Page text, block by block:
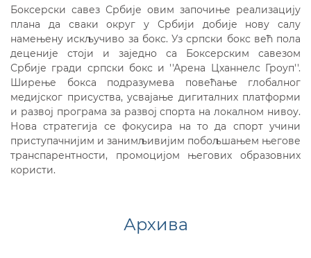
Боксерски савез Србије овим започиње реализацију
плана да сваки округ у Србији добије нову салу
намењену искључиво за бокс. Уз српски бокс већ пола
деценије стоји и заједно са Боксерским савезом
Србије гради српски бокс и ''Арена Цханнелс Гроуп''.
Ширење бокса подразумева повећање глобалног
медијског присуства, усвајање дигиталних платформи
и развој програма за развој спорта на локалном нивоу.
Нова стратегија се фокусира на то да спорт учини
приступачнијим и занимљивијим побољшањем његове
транспарентности, промоцијом његових образовних
користи.
Архива